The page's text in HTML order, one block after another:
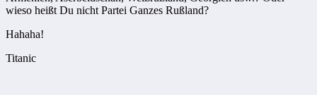
wieso heißt Du nicht Partei Ganzes Rußland?
Hahaha!
Titanic